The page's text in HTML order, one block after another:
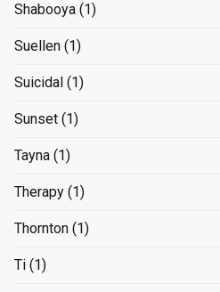
Shabooya (1)
Suellen (1)
Suicidal (1)
Sunset (1)
Tayna (1)
Therapy (1)
Thornton (1)
Ti (1)